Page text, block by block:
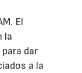
El
la
dar
a la